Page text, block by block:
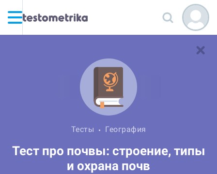
Тесты География
Тест про почвы: строение, типы
и охрана почв